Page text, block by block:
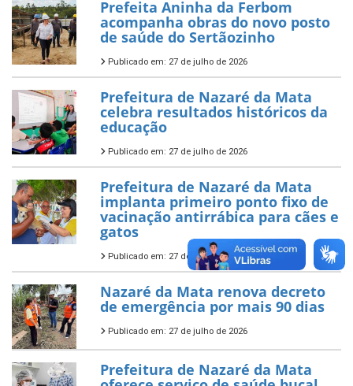
Prefeita Aninha da Ferbom
acompanha obras do novo posto
de saúde do Sertãozinho
Publicado em: 27 de julho de 2026
Prefeitura de Nazaré da Mata
celebra resultados históricos da
educação
Publicado em: 27 de julho de 2026
Prefeitura de Nazaré da Mata
implanta primeiro ponto fixo de
vacinação antirrábica para cães e
gatos
Publicado em: 27 de julho de 2026
Nazaré da Mata renova decreto
de emergência por mais 90 dias
Publicado em: 27 de julho de 2026
Prefeitura de Nazaré da Mata